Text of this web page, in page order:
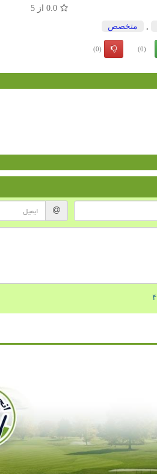
0.0 از5
, متخصص
(0)
(0)